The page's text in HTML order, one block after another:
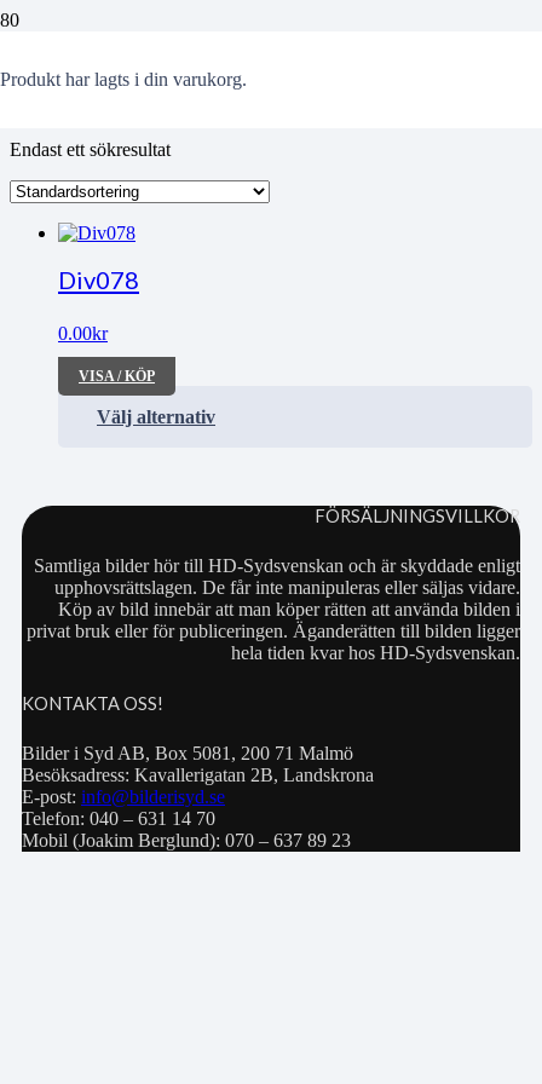
Produkt har lagts i din varukorg.
Smörrebröd
Endast ett sökresultat
Div078
0.00kr
VISA / KÖP
Välj alternativ
FÖRSÄLJNINGSVILLKOR
Samtliga bilder hör till HD-Sydsvenskan och är skyddade enligt
upphovsrättslagen. De får inte manipuleras eller säljas vidare.
Köp av bild innebär att man köper rätten att använda bilden i
privat bruk eller för publiceringen. Äganderätten till bilden ligger
hela tiden kvar hos HD-Sydsvenskan.
KONTAKTA OSS!
Bilder i Syd AB, Box 5081, 200 71 Malmö
Besöksadress: Kavallerigatan 2B, Landskrona
E-post: info@bilderisyd.se
Telefon: 040 – 631 14 70
Mobil (Joakim Berglund): 070 – 637 89 23